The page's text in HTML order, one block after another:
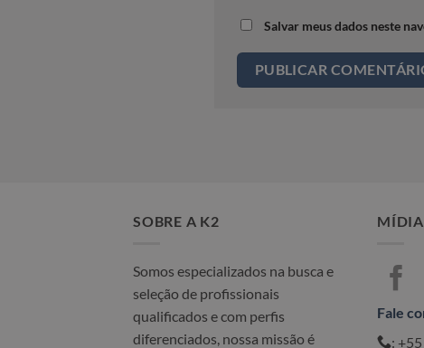
Salvar meus dados neste
SOBRE A K2
Somos especializados na busca e
seleção de profissionais
qualificados e com perfis
diferenciados, nossa missão é
Fale
: